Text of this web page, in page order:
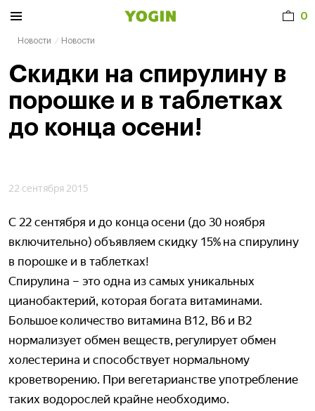
0
Новости Новости
Скидки на спирулину в
порошке и в таблетках
до конца осени!
22 сентября 2015
С 22 сентября и до конца осени (до 30 ноября
включительно) объявляем скидку 15% на спирулину
в порошке и в таблетках!
Спирулина – это одна из самых уникальных
цианобактерий, которая богата витаминами.
Большое количество витамина В12, В6 и В2
нормализует обмен веществ, регулирует обмен
холестерина и способствует нормальному
кроветворению. При вегетарианстве употребление
таких водорослей крайне необходимо.